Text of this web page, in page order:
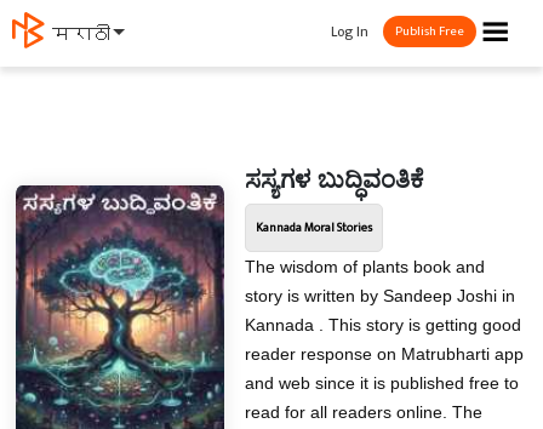
मराठी ☰
Log In Publish Free
ಸಸ್ಯಗಳ ಬುದ್ಧಿವಂತಿಕೆ
Kannada Moral Stories
The wisdom of plants book and
story is written by Sandeep Joshi in
Kannada . This story is getting good
reader response on Matrubharti app
and web since it is published free to
read for all readers online. The